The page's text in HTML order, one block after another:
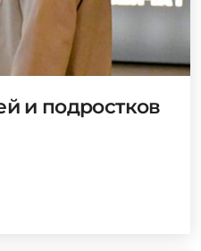
и подростков